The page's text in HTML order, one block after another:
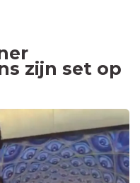
zijn set op